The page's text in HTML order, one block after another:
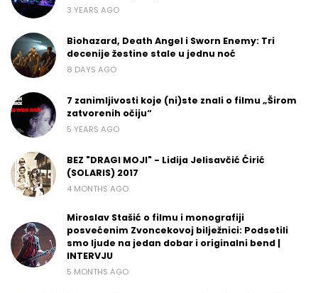
3 YEARS AGO
Biohazard, Death Angel i Sworn Enemy: Tri
decenije žestine stale u jednu noć
8 DAYS AGO
7 zanimljivosti koje (ni)ste znali o filmu „Širom
zatvorenih očiju“
5 YEARS AGO
BEZ "DRAGI MOJI" - Lidija Jelisavčić Ćirić
(SOLARIS) 2017
4 MONTHS AGO
Miroslav Stašić o filmu i monografiji
posvećenim Zvoncekovoj bilježnici: Podsetili
smo ljude na jedan dobar i originalni bend |
INTERVJU
5 MONTHS AGO